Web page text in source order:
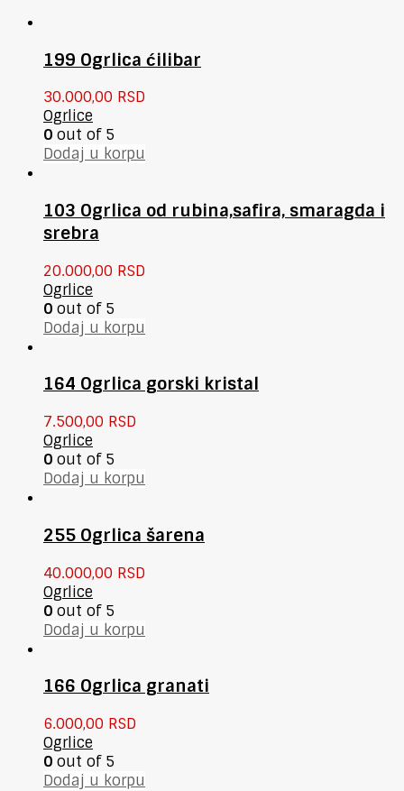
199 Ogrlica ćilibar
30.000,00 RSD
Ogrlice
0 out of 5
Dodaj u korpu
103 Ogrlica od rubina,safira, smaragda i
srebra
20.000,00 RSD
Ogrlice
0 out of 5
Dodaj u korpu
164 Ogrlica gorski kristal
7.500,00 RSD
Ogrlice
0 out of 5
Dodaj u korpu
255 Ogrlica šarena
40.000,00 RSD
Ogrlice
0 out of 5
Dodaj u korpu
166 Ogrlica granati
6.000,00 RSD
Ogrlice
0 out of 5
Dodaj u korpu